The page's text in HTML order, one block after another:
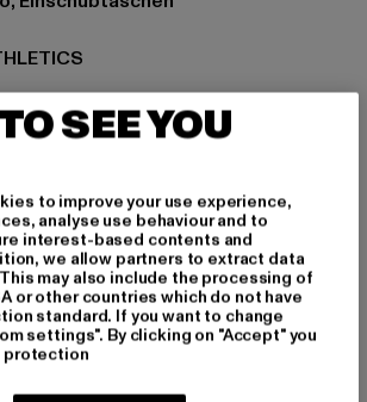
100% Baumwolle
00007
| info@unfairathletics.com
80339 München | DE
PASSFORM
SEE YOU
to improve your use experience,
analyse use behaviour and to
interest-based contents and
we allow partners to extract data
may also include the processing of
or other countries which do not have
standard. If you want to change
settings". By clicking on "Accept" you
protection